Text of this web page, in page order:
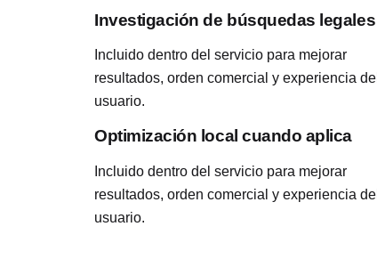
Investigación de búsquedas legales
Incluido dentro del servicio para mejorar
resultados, orden comercial y experiencia del
usuario.
Optimización local cuando aplica
Incluido dentro del servicio para mejorar
resultados, orden comercial y experiencia del
usuario.